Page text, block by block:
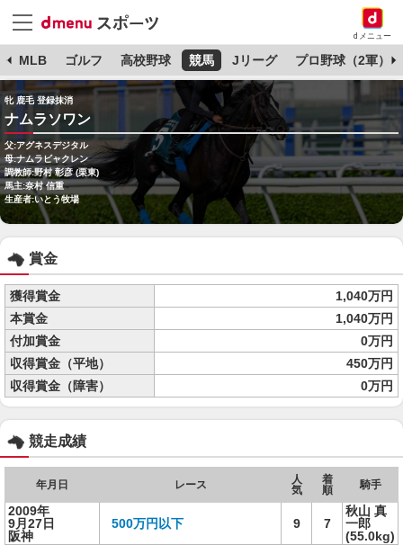
dメニュー
MLB ゴルフ 高校野球 競馬 Jリーグ プロ野球（2軍）
牝 鹿毛 登録抹消
ナムラソワン
父:アグネスデジタル
母:ナムラビャクレン
調教師:野村 彰彦 (栗東)
馬主:奈村 信重
生産者:いとう牧場
賞金
獲得賞金
1,040万円
本賞金
1,040万円
付加賞金
0万円
収得賞金（平地）
450万円
収得賞金（障害）
0万円
競走成績
年月日 レース
人
気
着
順
騎手
2009年
9月27日
阪神
500万円以下 9 7
秋山 真
一郎
(55.0kg)